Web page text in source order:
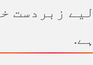
لیے زبردست
ہے.